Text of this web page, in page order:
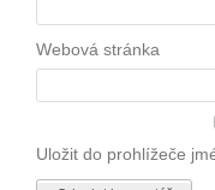
Webová stránka
Uložit do prohlížeče